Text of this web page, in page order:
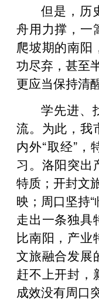
但是，历
舟用力撑，一
爬坡期的南阳
功尽弃，甚至
更应当保持清
学先进、
流。为此，我
内外“取经”，
习。洛阳突出
特质；开封文
映；周口坚持“
走出一条独具
比南阳，产业
文旅融合发展
赶不上开封，
成效没有周口